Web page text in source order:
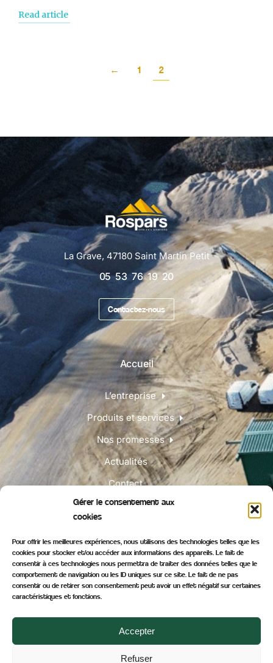
Gérer le consentement aux
cookies
Pour offrir les meilleures expériences, nous utilisons des technologies telles que les
cookies pour stocker et/ou accéder aux informations des appareils. Le fait de
consentir à ces technologies nous permettra de traiter des données telles que le
comportement de navigation ou les ID uniques sur ce site. Le fait de ne pas
consentir ou de retirer son consentement peut avoir un effet négatif sur certaines
caractéristiques et fonctions.
Accepter
Refuser
Read article
← 1 2
La Grave, 47180 Saint Martin Petit
05 53 76 19 20
Contactez-nous
Accueil
L’entreprise
Produits et services
Nos promesses
Actualités
Contact
© 2022 Rospars – tous droits réservés